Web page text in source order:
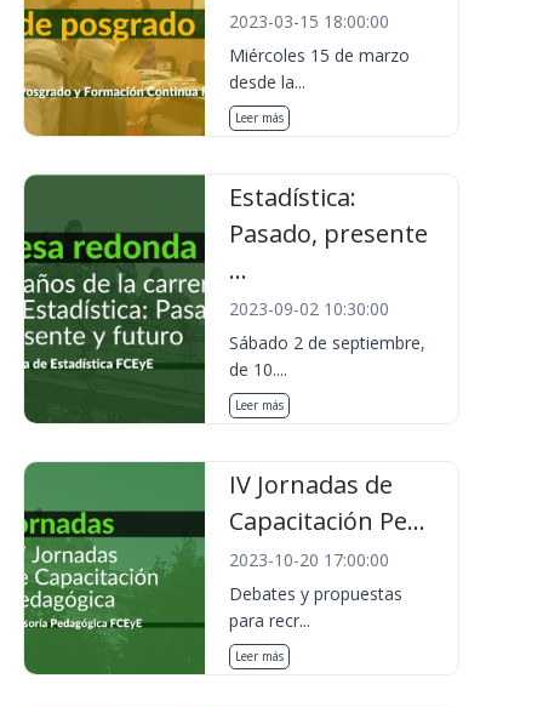
2023-03-15 18:00:00
Miércoles 15 de marzo
desde la...
Leer más
Estadística:
Pasado, presente
...
2023-09-02 10:30:00
Sábado 2 de septiembre,
de 10....
Leer más
IV Jornadas de
Capacitación Pe...
2023-10-20 17:00:00
Debates y propuestas
para recr...
Leer más